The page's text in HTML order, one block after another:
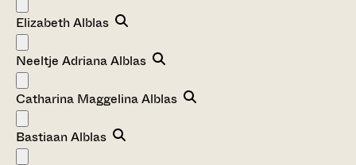
Elizabeth Alblas
Neeltje Adriana Alblas
Catharina Maggelina Alblas
Bastiaan Alblas